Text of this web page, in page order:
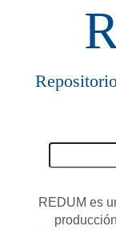
REDUM es